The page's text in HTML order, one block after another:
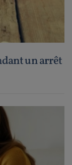
un arrêt